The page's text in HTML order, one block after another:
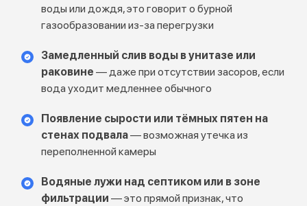
воды или дождя, это говорит о бурной
газообразовании из-за перегрузки
Замедленный слив воды в унитазе или
раковине — даже при отсутствии засоров, если
вода уходит медленнее обычного
Появление сырости или тёмных пятен на
стенах подвала— возможная утечка из
переполненной камеры
Водяные лужи над септиком или в зоне
фильтрации — это прямой признак, что